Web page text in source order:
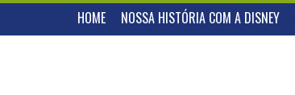
HOME NOSSA HISTÓRIA COM A DISNEY